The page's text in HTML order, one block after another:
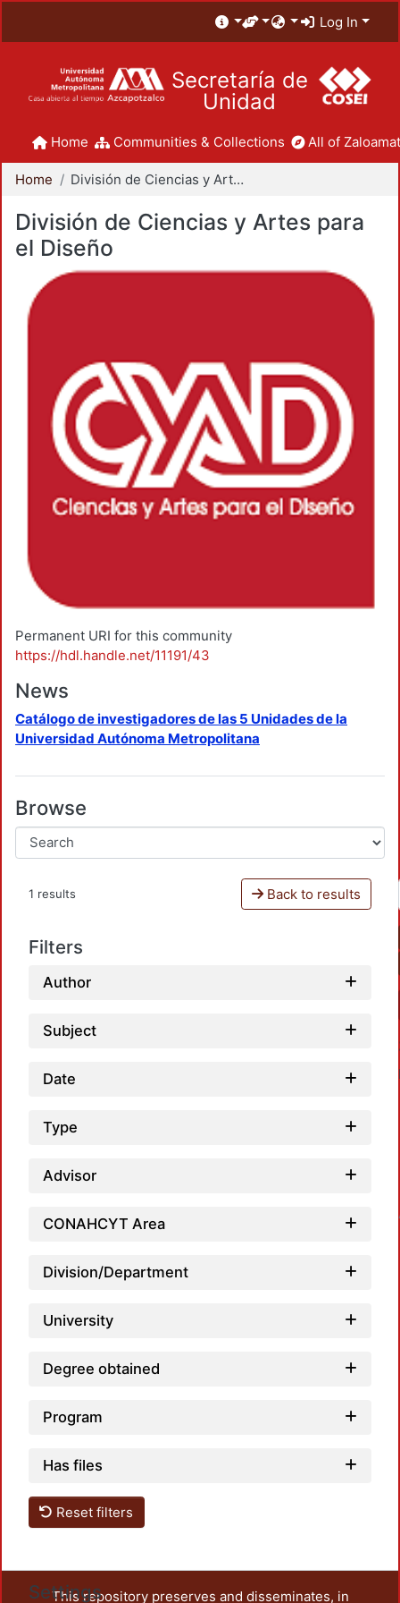
Log In
Secretaría de
Unidad
Home Communities & Collections All of
Home División de Ciencias y Artes para el Diseño
División de Ciencias y Artes para
el Diseño
Permanent URI for this community
https://hdl.handle.net/11191/43
News
Catálogo de investigadores de las 5 Unidades de la
Universidad Autónoma Metropolitana
Browse
1 results Back to results
Filters
Author
Subject
Date
Type
Advisor
CONAHCYT Area
Division/Department
University
Degree obtained
Program
Has files
Reset filters
Settings
This repository preserves and disseminates, in